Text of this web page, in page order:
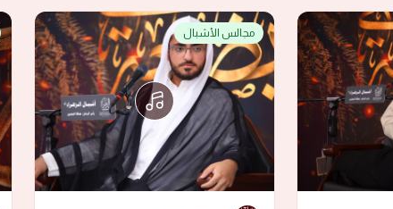
مجالس الأشبال